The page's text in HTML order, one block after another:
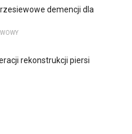
demencji dla
rekonstrukcji piersi